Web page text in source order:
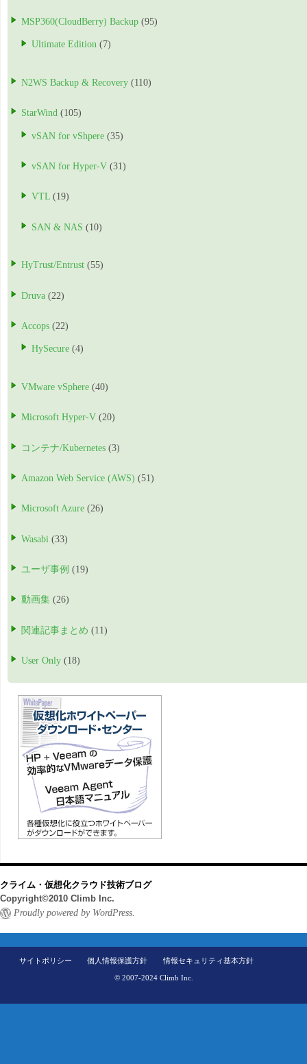
MSP360(CloudBerry) Backup (95)
Ultimate Edition (7)
N2WS Backup & Recovery (110)
StarWind (105)
vSAN for vShpere (35)
vSAN for Hyper-V (31)
VTL (19)
SAN & NAS (10)
HyTrust/Entrust (55)
Druva (22)
Accops (22)
HySecure (4)
VMware vSphere (40)
Microsoft Hyper-V (20)
コンテナ/Kubernetes (3)
Amazon Web Service (AWS) (51)
Microsoft Azure (26)
Wasabi (33)
ユーザ事例 (19)
動画集 (26)
関連記事まとめ (11)
User Only (18)
クライム・仮想化クラウド技術ブログ
Copyright©2010 Climb Inc.
Proudly powered by WordPress.
サイトポリシー 個人情報保護方針 情報セキュリティ基本方針
© 2007-2024 Climb Inc.